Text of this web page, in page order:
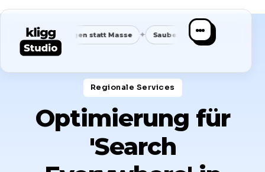
Anfragen statt Masse ✦ Saubere Positionierung
Regionale Services​
Optimierung für
'Search